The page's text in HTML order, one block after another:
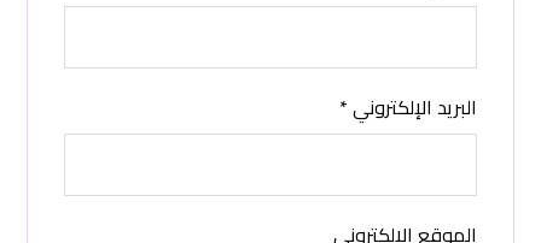
البريد الإلكتروني*
الموقع الإلكتروني